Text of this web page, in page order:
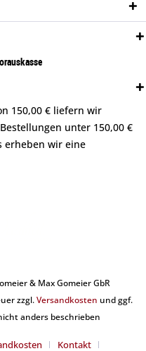
150,00 € liefern wir
unter 150,00 €
erheben wir eine
& Max Gomeier GbR
zzgl.Versandkosten und ggf.
anders beschrieben
Kontakt